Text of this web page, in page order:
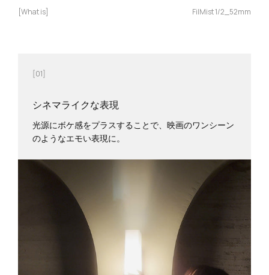
[What is] FilMist 1/2_52mm
[01]
シネマライクな表現
光源にボケ感をプラスすることで、映画のワンシーン
のようなエモい表現に。